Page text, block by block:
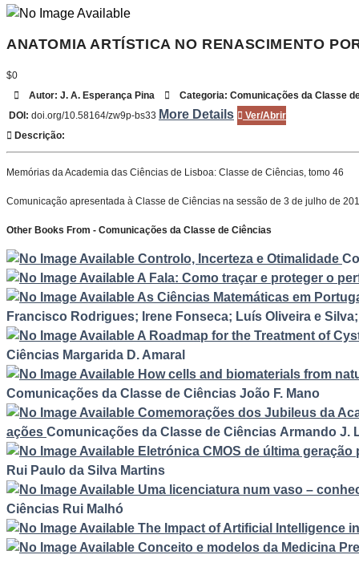
ANATOMIA ARTÍSTICA NO RENASCIMENTO
$0
Autor: J. A. Esperança Pina Categoria: Comunicações da Classe
DOI: doi.org/10.58164/zw9p-bs33 More Details
Ver/Abrir
Descrição:
Memórias da Academia das Ciências de Lisboa: Classe de Ciências, tomo 46
Comunicação apresentada à Classe de Ciências na sessão de 3 de julho de
Other Books From - Comunicações da Classe de Ciências
Controlo, Incerteza e Otimalidade
A Fala: Como traçar e proteger o
As Ciências Matemáticas em
Francisco Rodrigues; Irene Fonseca; Luís Oliveira e
A Roadmap for the Treatment of
Ciências Margarida D. Amaral
How cells and biomaterials from
Comunicações da Classe de Ciências João F. Mano
Comemorações dos Jubileus da
ações Comunicações da Classe de Ciências Armando J.
Eletrónica CMOS de última
Rui Paulo da Silva Martins
Uma licenciatura num vaso –
Ciências Rui Malhó
The Impact of Artificial Intelligence
Conceito e modelos da Medicina